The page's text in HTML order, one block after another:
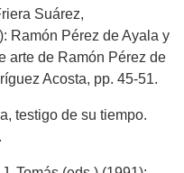
Suárez,
Ramón Pérez de Ayala y
arte de Ramón Pérez de
Acosta, pp. 45-51.
testigo de su tiempo.